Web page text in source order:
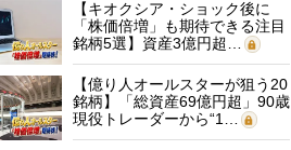
【キオクシア・ショック後に
「株価倍増」も期待できる注目
銘柄5選】資産3億円超…
【億り人オールスターが狙う20
銘柄】「総資産69億円超」90歳
現役トレーダーから“1…